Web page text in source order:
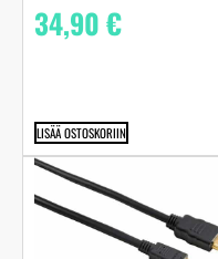
34,90€
LISÄÄ OSTOSKORIIN